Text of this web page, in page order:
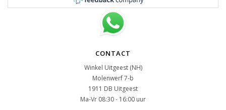
CONTACT
Winkel Uitgeest (NH)
Molenwerf 7-b
1911 DB Uitgeest
Ma-Vr 08:30 - 16:00 uur